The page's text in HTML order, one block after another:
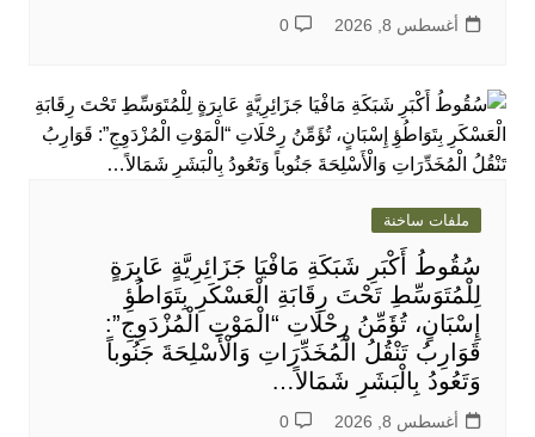
أغسطس 8, 2026 0
ملفات ساخنة
سُقُوطُ أَكْبَرِ شَبَكَةِ مَافْيَا جَزَائِرِيَّةٍ عَابِرَةٍ
لِلْمُتَوَسِّطِ تَحْتَ رِقَابَةِ الْعَسْكَرِ بِتَوَاطُؤِ
إِسْبَانٍ، تُؤَمِّنُ رِحْلَاتِ “الْمَوْتِ الْمُزْدَوِجِ”:
قَوَارِبُ تَنْقُلُ الْمُخَدِّرَاتِ وَالْأَسْلِحَةَ جَنُوباً
وَتَعُودُ بِالْبَشَرِ شَمَالاً…
أغسطس 8, 2026 0